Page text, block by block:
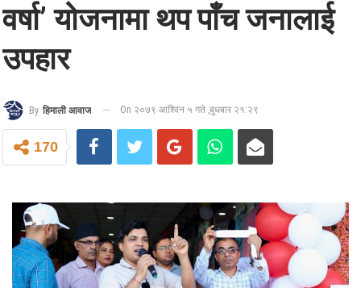
वर्षा’ योजनामा थप पाँच जनालाई
उपहार
By हिमाली आवाज On २०७९ आश्विन ५ गते ,बुधबार २१:२९
170